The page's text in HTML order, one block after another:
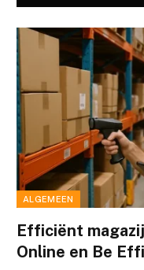
ALGEMEEN
Efficiënt
Online en Be